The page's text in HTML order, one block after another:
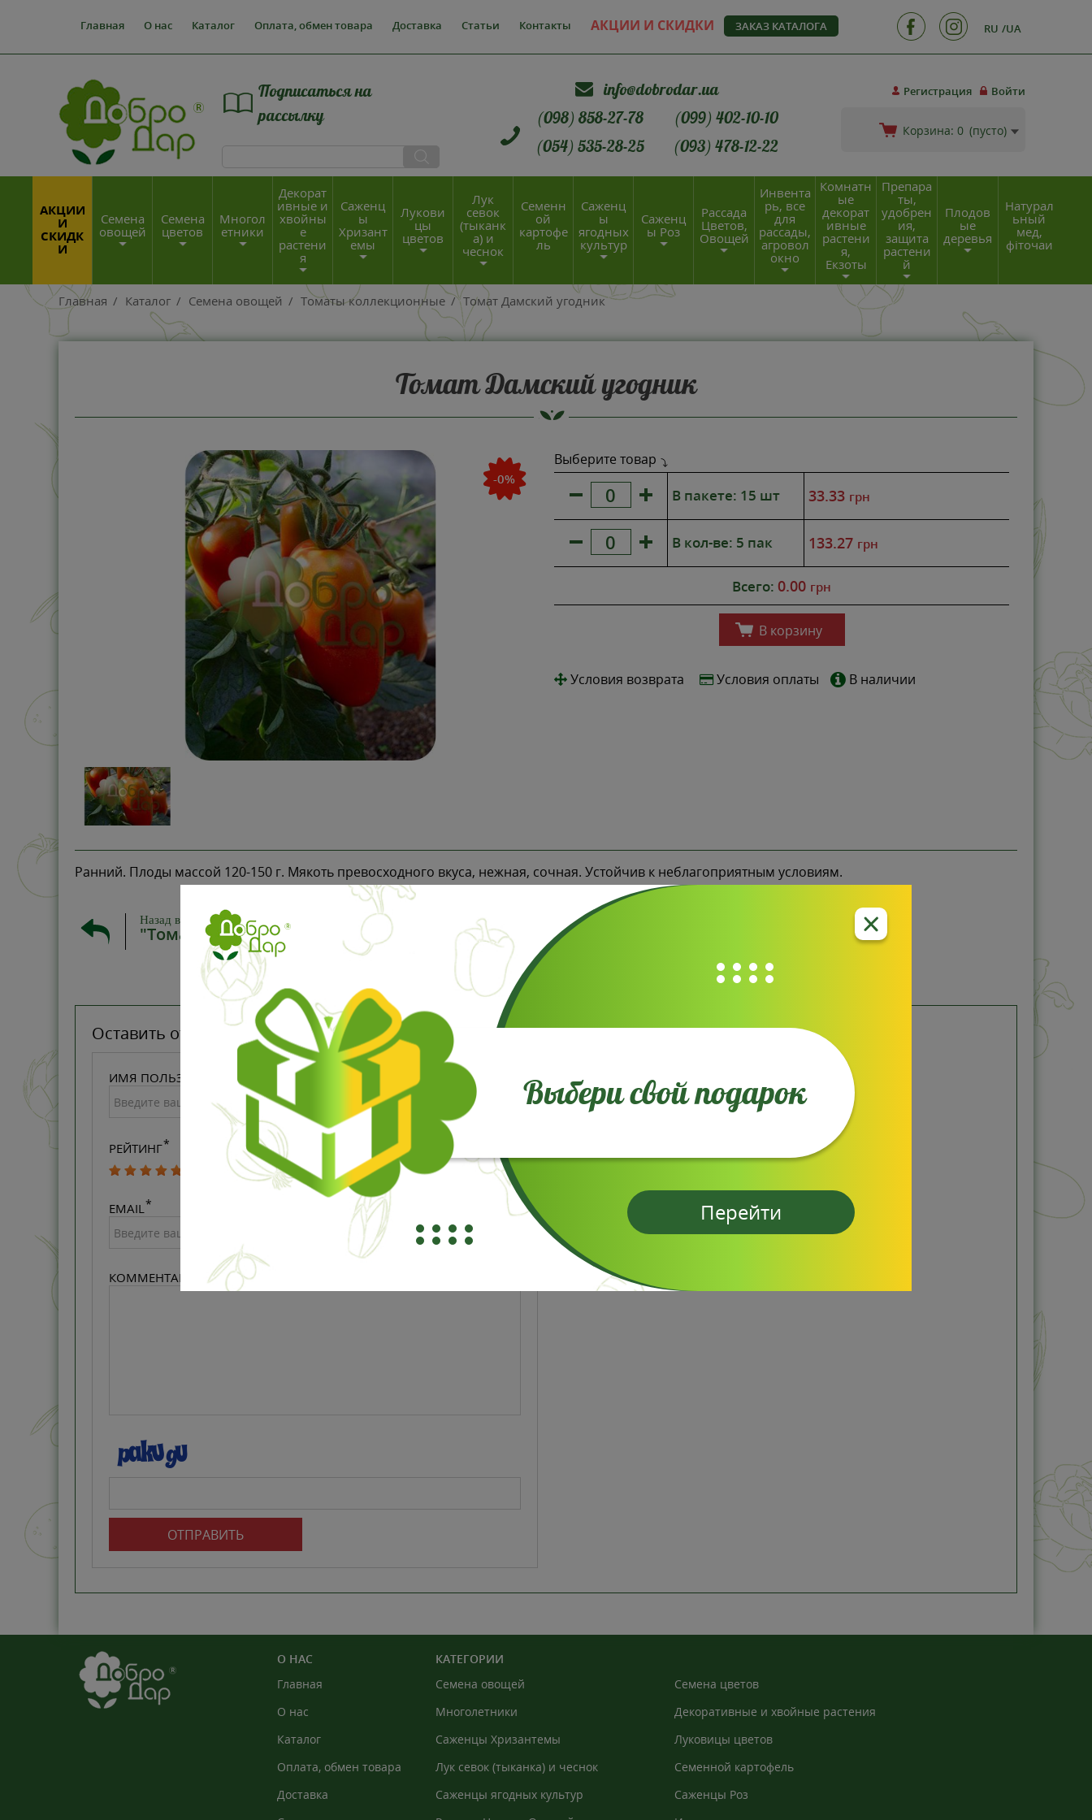
Главная О нас Каталог Оплата, обмен товара Доставка Статьи Контакты АКЦИИ И СКИДКИ ЗАКАЗ КАТАЛОГА RU UA
Регистрация Войти
Корзина: 0 (пусто)
Подписаться на
рассылку
info@dobrodar.ua
(098) 858-27-78
(099) 402-10-10
(054) 535-28-25
(093) 478-12-22
АКЦИИ
И
СКИДК
И
Семена
овощей
Семена
цветов
Многол
етники
Декорат
ивные и
хвойны
е
растени
я
Саженц
ы
Хризант
емы
Лукови
цы
цветов
Лук
севок
(тыканк
а) и
чеснок
Семенн
ой
картофе
ль
Саженц
ы
ягодных
культур
Саженц
ы Роз
Рассада
Цветов,
Овощей
Инвента
рь, все
для
рассады,
агровол
окно
Комнатн
ые
декорат
ивные
растени
я,
Екзоты
Препара
ты,
удобрен
ия,
защита
растени
й
Плодов
ые
деревья
Натурал
ьный
мед,
фіточаи
Главная / Каталог / Семена овощей / Томаты коллекционные / Томат Дамский угодник
Томат Дамский угодник
-0%
Выберите товар
В пакете: 15 шт 33.33 грн
В кол-ве: 5 пак 133.27 грн
Всего: 0.00 грн
В корзину
Условия возврата Условия оплаты В наличии
Ранний. Плоды массой 120-150 г. Мякоть превосходного вкуса, нежная, сочная. Устойчив к неблагоприятным условиям.
Назад в
"Томаты коллекционные"
Отзывы
Оставить отзыв
ИМЯ ПОЛЬЗОВАТЕЛЯ
РЕЙТИНГ
EMAIL
КОММЕНТАРИЙ
ОТПРАВИТЬ
О НАС
Главная
О нас
Каталог
Оплата, обмен товара
Доставка
КАТЕГОРИИ
Семена овощей
Семена цветов
Многолетники
Декоративные и хвойные растения
Саженцы Хризантемы
Луковицы цветов
Лук севок (тыканка) и чеснок
Семенной картофель
Саженцы ягодных культур
Саженцы Роз
Выбери свой подарок
Перейти